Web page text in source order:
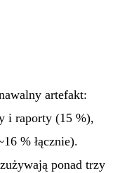
artefakt:
i raporty (15 %),
% łącznie).
ponad trzy